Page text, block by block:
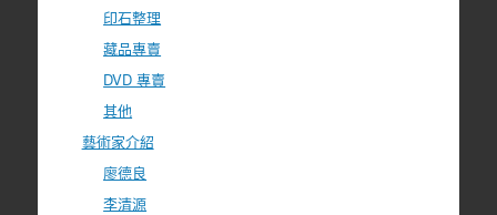
印石整理
藏品專賣
DVD 專賣
其他
藝術家介紹
廖德良
李清源